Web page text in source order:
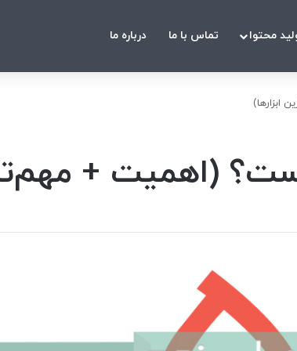
محتوا تماس با ما درباره ما
(اهمیت +